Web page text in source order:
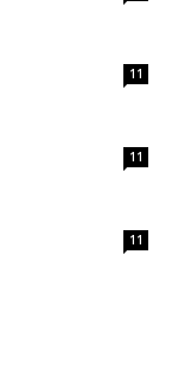
11
11
11